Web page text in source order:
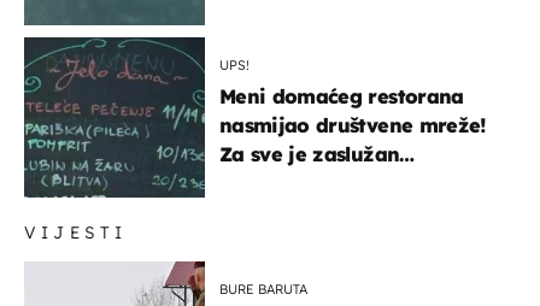
VIJESTI
BURE BARUTA
UPS!
Meni domaćeg restorana
nasmijao društvene mreže!
Za sve je zaslužan